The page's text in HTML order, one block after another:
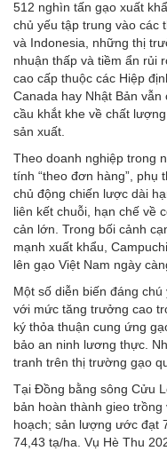
512 nghìn tấn gạo xuất
chủ yếu tập trung vào các
và Indonesia, những thị
nhuận thấp và tiềm ẩn rủi
cao cấp thuộc các Hiệp
Canada hay Nhật Bản
cầu khắt khe về chất
sản xuất.
Theo doanh nghiệp trong
tính “theo đơn hàng”, phụ
chủ động chiến lược dài
liên kết chuỗi, hạn chế về
cản lớn. Trong bối cảnh
mạnh xuất khẩu,
lên gạo Việt Nam ngày
Một số diễn biến đáng
với mức tăng trưởng cao
ký thỏa thuận cung ứng
bảo an ninh lương thực.
tranh trên thị trường gạo
Tại Đồng bằng sông Cửu
bản hoàn thành gieo
hoạch; sản lượng ước đạt
74,43 tạ/ha. Vụ Hè Thu